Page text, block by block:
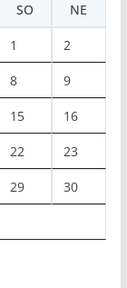
SO NE
1 2
8 9
15 16
22 23
29 30